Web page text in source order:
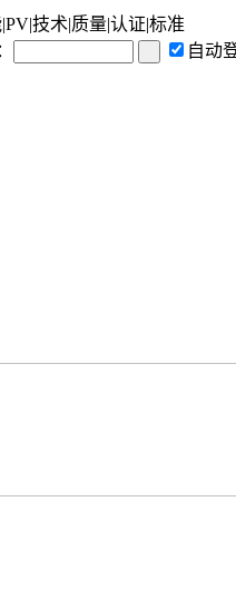
技术|质量|认证|标准
自动